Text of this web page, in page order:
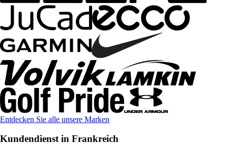
Entdecken Sie alle unsere Marken
Kundendienst in Frankreich